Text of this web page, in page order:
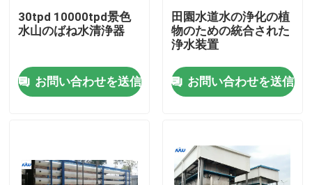
30tpd 10000tpd景色
水山のばね水清浄器
お問い合わせを送信
田園水道水の浄化の植
物のための統合された
浄水装置
お問い合わせを送信